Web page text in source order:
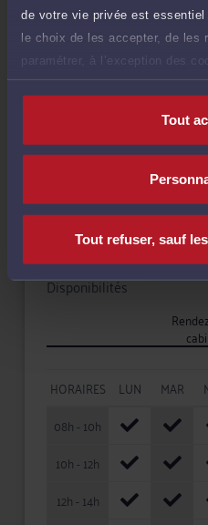
de votre vie privée est
le choix de les accepter, de les
paramétrer, à l’exception des
nécessaires au fonctionnement
Tout
Tout refuser, sauf
Droit commercial, des
Droit du numérique et des
Disponibilités
HORAIRES LUN MAR
08h - 10h
10h - 12h
12h - 14h